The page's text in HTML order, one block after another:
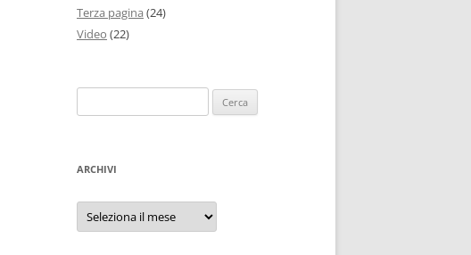
Terza pagina (24)
Video (22)
per:
ARCHIVI
Archivi